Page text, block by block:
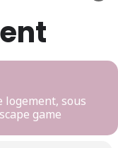
logement, sous
game